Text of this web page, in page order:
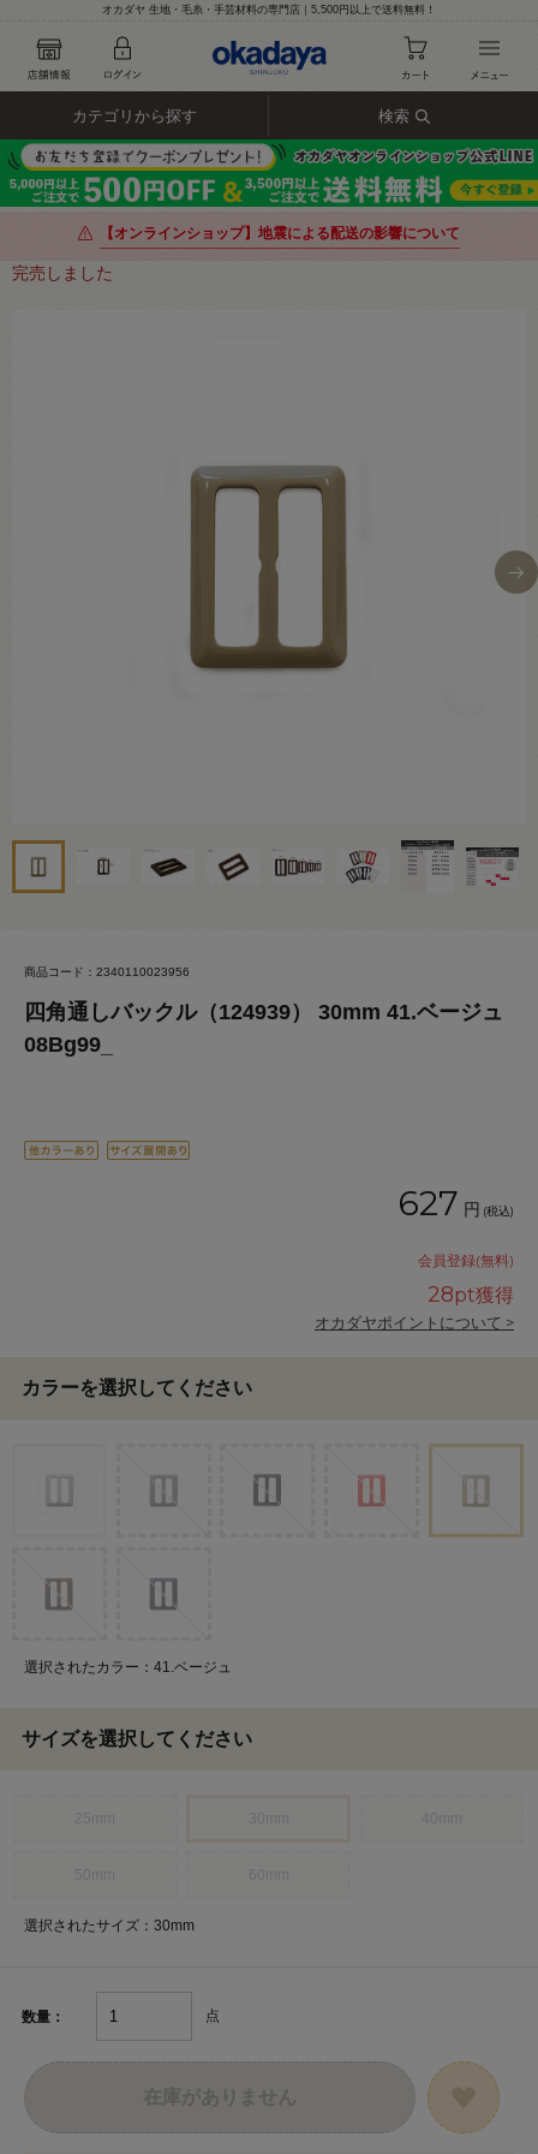
オカダヤ 生地・毛糸・手芸材料の専門店｜5,500円以上で送料無料！
カテゴリから探す 検索
【オンラインショップ】地震による配送の影響について
完売しました
商品コード：2340110023956
四角通しバックル（124939） 30mm 41.ベージュ
08Bg99_
627 円 (税込)
会員登録(無料)
28pt獲得
オカダヤポイントについて >
カラーを選択してください
選択されたカラー：41.ベージュ
サイズを選択してください
選択されたサイズ：30mm
数量： 点